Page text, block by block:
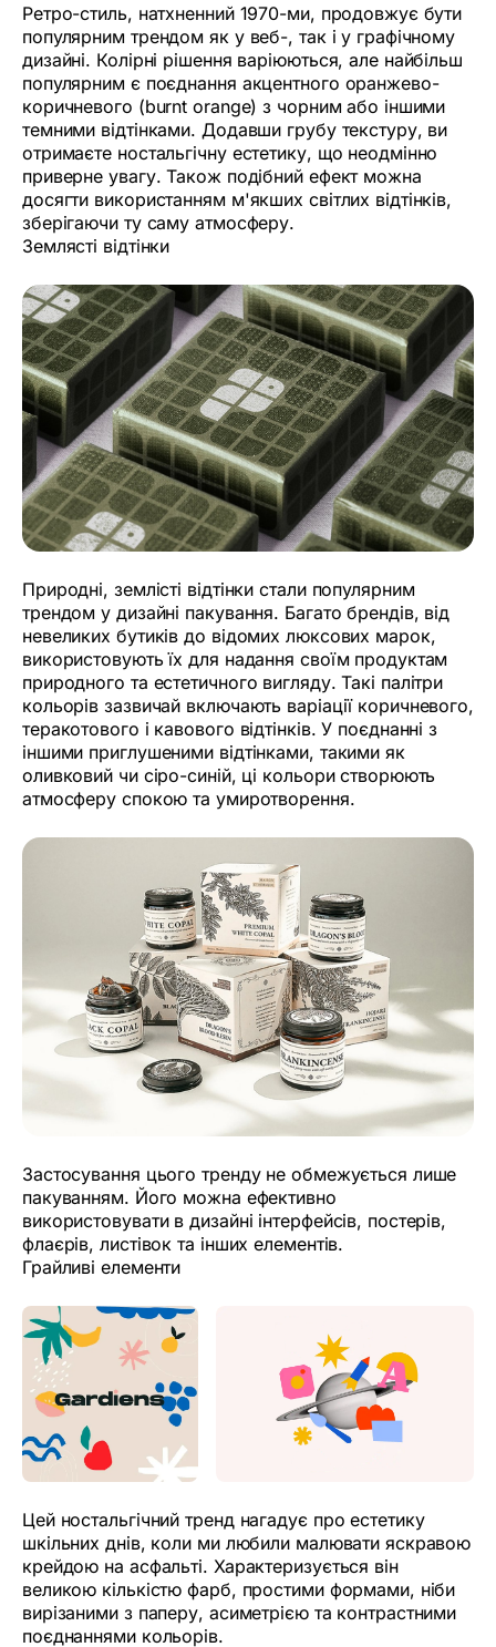
Ретро-стиль, натхненний 1970-ми, продовжує бути
популярним трендом як у веб-, так і у графічному
дизайні. Колірні рішення варіюються, але найбільш
популярним є поєднання акцентного оранжево-
коричневого (burnt orange) з чорним або іншими
темними відтінками. Додавши грубу текстуру, ви
отримаєте ностальгічну естетику, що неодмінно
приверне увагу. Також подібний ефект можна
досягти використанням м'якших світлих відтінків,
зберігаючи ту саму атмосферу.
Землясті відтінки
Природні, землісті відтінки стали популярним
трендом у дизайні пакування. Багато брендів, від
невеликих бутиків до відомих люксових марок,
використовують їх для надання своїм продуктам
природного та естетичного вигляду. Такі палітри
кольорів зазвичай включають варіації коричневого,
теракотового і кавового відтінків. У поєднанні з
іншими приглушеними відтінками, такими як
оливковий чи сіро-синій, ці кольори створюють
атмосферу спокою та умиротворення.
Застосування цього тренду не обмежується лише
пакуванням. Його можна ефективно
використовувати в дизайні інтерфейсів, постерів,
флаєрів, листівок та інших елементів.
Грайливі елементи
Цей ностальгічний тренд нагадує про естетику
шкільних днів, коли ми любили малювати яскравою
крейдою на асфальті. Характеризується він
великою кількістю фарб, простими формами, ніби
вирізаними з паперу, асиметрією та контрастними
поєднаннями кольорів.